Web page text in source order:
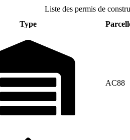
Liste des permis de
Type
AC88